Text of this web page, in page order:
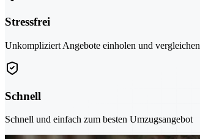
Stressfrei
Unkompliziert Angebote einholen und vergleichen
Schnell
Schnell und einfach zum besten Umzugsangebot